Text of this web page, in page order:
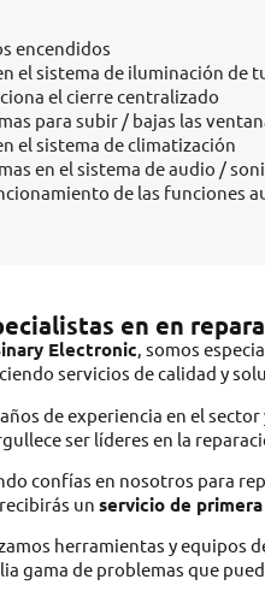
encendidos
el sistema de iluminación de
el cierre centralizado
para subir / bajas las
el sistema de climatización
en el sistema de audio /
de las funciones
en en
Electronic, somos
servicios de calidad y
de experiencia en el
ser líderes en la
confías en nosotros para
un servicio de
herramientas y equipos
gama de problemas que